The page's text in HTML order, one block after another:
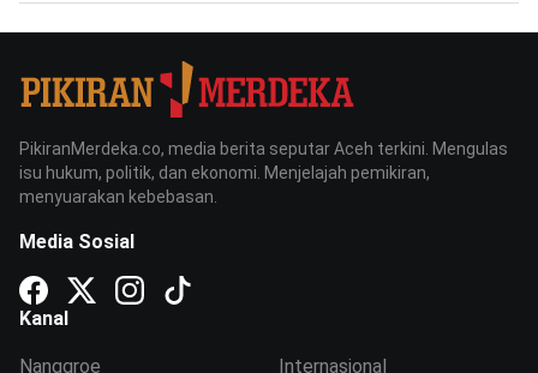
PikiranMerdeka.co, media berita seputar Aceh terkini. Mengulas
isu hukum, politik, dan ekonomi. Menjelajah pemikiran,
menyuarakan kebebasan.
Media Sosial
Kanal
Nanggroe Internasional